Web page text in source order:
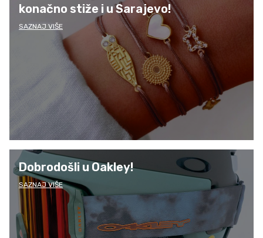
konačno stiže i u Sarajevo!
SAZNAJ VIŠE
Dobrodošli u Oakley!
SAZNAJ VIŠE